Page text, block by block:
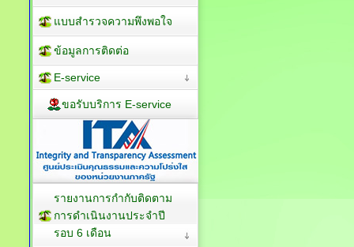
แบบสำรวจความพึงพอใจ
ข้อมูลการติดต่อ
E-service
ขอรับบริการ E-service
รายงานการกำกับติดตาม
การดำเนินงานประจำปี
รอบ 6 เดือน